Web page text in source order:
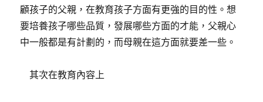
顧孩子的父親，在教育孩子方面有更強的目的性。想
要培養孩子哪些品質，發展哪些方面的才能，父親心
中一般都是有計劃的，而母親在這方面就要差一些。
其次在教育內容上